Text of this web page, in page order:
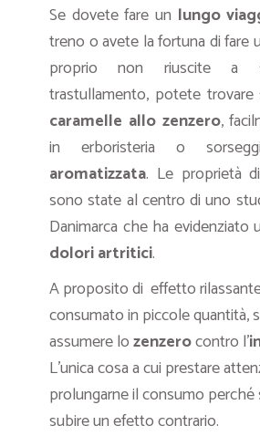
Se dovete fare un lungo
treno o avete la fortuna di fare
proprio non riuscite a
trastullamento, potete
caramelle allo zenzero,
in erboristeria o
aromatizzata. Le proprietà
sono state al centro di uno
Danimarca che ha evidenziato
dolori artritici.
A proposito di effetto
consumato in piccole quantità,
assumere lozenzerocontro l’
L’unica cosa a cui prestare
prolungarne il consumo
subire un efetto contrario.